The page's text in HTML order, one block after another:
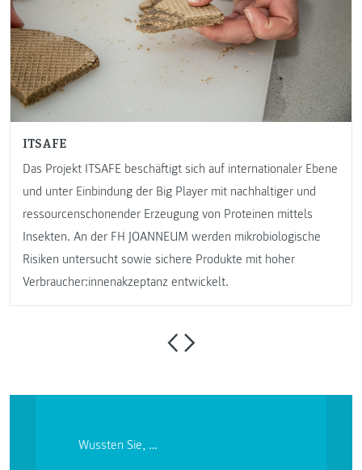
ITSAFE
Das Projekt ITSAFE beschäftigt sich auf internationaler Ebene
und unter Einbindung der Big Player mit nachhaltiger und
ressourcenschonender Erzeugung von Proteinen mittels
Insekten. An der FH JOANNEUM werden mikrobiologische
Risiken untersucht sowie sichere Produkte mit hoher
Verbraucher:innenakzeptanz entwickelt.
Wussten Sie, …